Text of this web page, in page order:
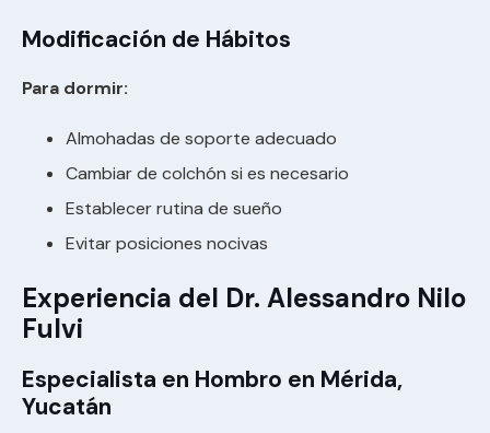
Modificación de Hábitos
Para dormir:
Almohadas de soporte adecuado
Cambiar de colchón si es necesario
Establecer rutina de sueño
Evitar posiciones nocivas
Experiencia del Dr. Alessandro Nilo
Fulvi
Especialista en Hombro en Mérida,
Yucatán